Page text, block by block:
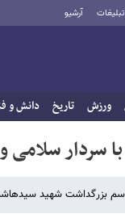
تبلیغات آرشیو
ورزش تاریخ دانش و
سلامی
بزرگداشت شهید